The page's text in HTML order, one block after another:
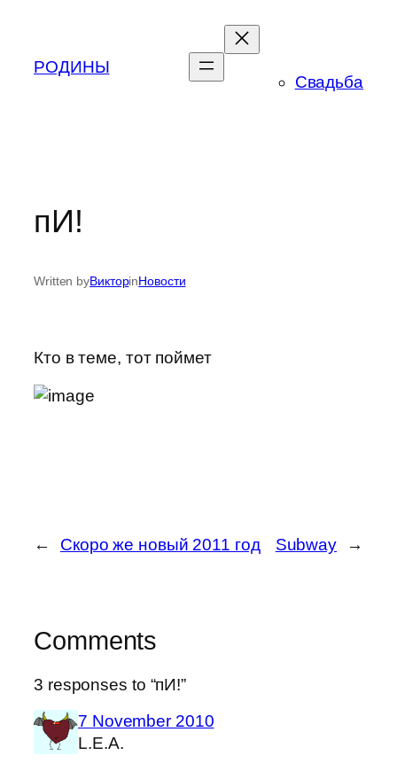
content
РОДИНЫ
Свадьба
пИ!
Written byВикторinНовости
Кто в теме, тот поймет
← Скоро же новый 2011 год Subway →
Comments
3 responses to “пИ!”
7 November 2010
L.E.A.